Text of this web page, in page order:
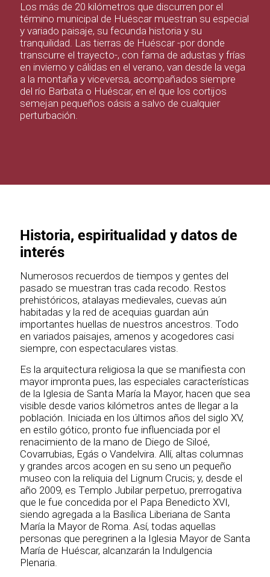
Los más de 20 kilómetros que discurren por el
término municipal de Huéscar muestran su especial
y variado paisaje, su fecunda historia y su
tranquilidad. Las tierras de Huéscar -por donde
transcurre el trayecto-, con fama de adustas y frías
en invierno y cálidas en el verano, van desde la vega
a la montaña y viceversa, acompañados siempre
del río Barbata o Huéscar, en el que los cortijos
semejan pequeños oásis a salvo de cualquier
perturbación.
Historia, espiritualidad y datos de
interés
Numerosos recuerdos de tiempos y gentes del
pasado se muestran tras cada recodo. Restos
prehistóricos, atalayas medievales, cuevas aún
habitadas y la red de acequias guardan aún
importantes huellas de nuestros ancestros. Todo
en variados paisajes, amenos y acogedores casi
siempre, con espectaculares vistas.
Es la arquitectura religiosa la que se manifiesta con
mayor impronta pues, las especiales características
de la Iglesia de Santa María la Mayor, hacen que sea
visible desde varios kilómetros antes de llegar a la
población. Iniciada en los últimos años del siglo XV,
en estilo gótico, pronto fue influenciada por el
renacimiento de la mano de Diego de Siloé,
Covarrubias, Egás o Vandelvira. Allí, altas columnas
y grandes arcos acogen en su seno un pequeño
museo con la reliquia del Lignum Crucis; y, desde el
año 2009, es Templo Jubilar perpetuo, prerrogativa
que le fue concedida por el Papa Benedicto XVI,
siendo agregada a la Basílica Liberiana de Santa
María la Mayor de Roma. Así, todas aquellas
personas que peregrinen a la Iglesia Mayor de Santa
María de Huéscar, alcanzarán la Indulgencia
Plenaria.